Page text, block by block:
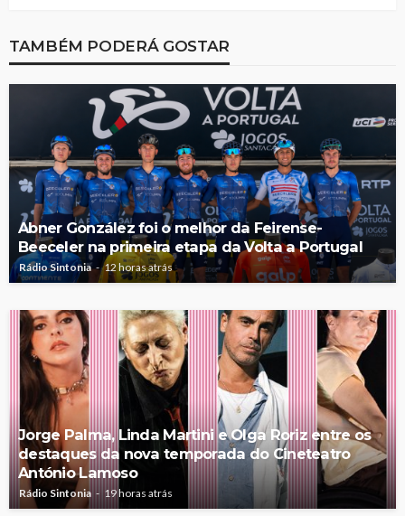
TAMBÉM PODERÁ GOSTAR
Abner González foi o melhor da Feirense-
Beeceler na primeira etapa da Volta a Portugal
Rádio Sintonia 12 horas atrás
Jorge Palma, Linda Martini e Olga Roriz entre os
destaques da nova temporada do Cineteatro
António Lamoso
Rádio Sintonia 19 horas atrás